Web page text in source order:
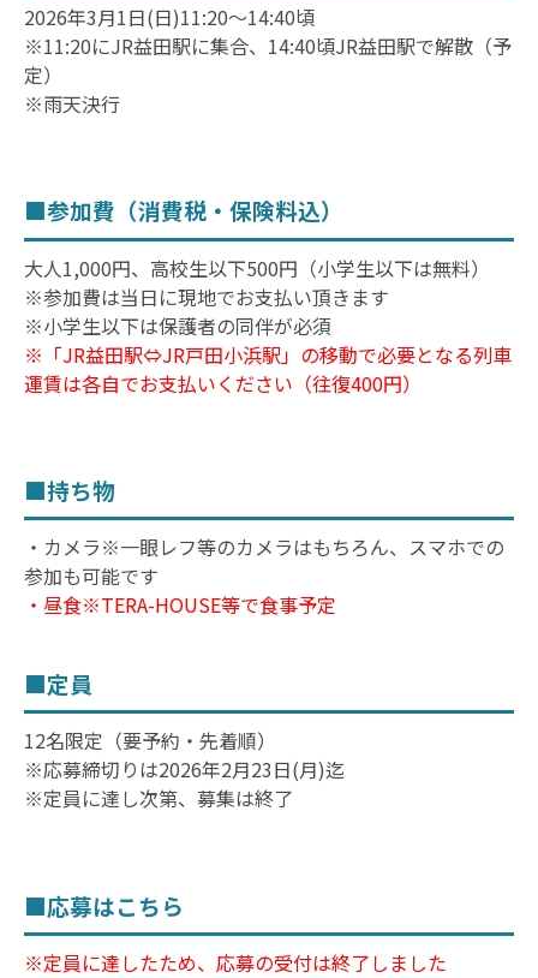
2026年3月1日(日)11:20～14:40頃
※11:20にJR益田駅に集合、14:40頃JR益田駅で解散（予
定）
※雨天決行
■参加費（消費税・保険料込）
大人1,000円、高校生以下500円（小学生以下は無料）
※参加費は当日に現地でお支払い頂きます
※小学生以下は保護者の同伴が必須
※「JR益田駅⇔JR戸田小浜駅」の移動で必要となる列車
運賃は各自でお支払いください（往復400円）
■持ち物
・カメラ※一眼レフ等のカメラはもちろん、スマホでの
参加も可能です
・昼食※TERA-HOUSE等で食事予定
■定員
12名限定（要予約・先着順）
※応募締切りは2026年2月23日(月)迄
※定員に達し次第、募集は終了
■応募はこちら
※定員に達したため、応募の受付は終了しました